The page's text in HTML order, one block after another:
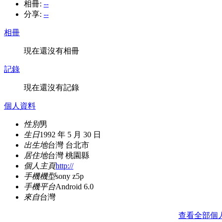
相冊: --
分享: --
相冊
現在還沒有相冊
記錄
現在還沒有記錄
個人資料
性別男
生日1992 年 5 月 30 日
出生地台灣 台北市
居住地台灣 桃園縣
個人主頁http://
手機機型sony z5p
手機平台Android 6.0
來自台灣
查看全部個